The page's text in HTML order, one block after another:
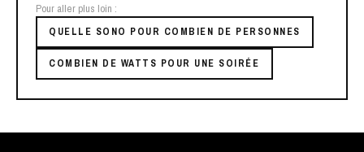
Pour aller plus loin :
QUELLE SONO POUR COMBIEN DE PERSONNES
COMBIEN DE WATTS POUR UNE SOIRÉE